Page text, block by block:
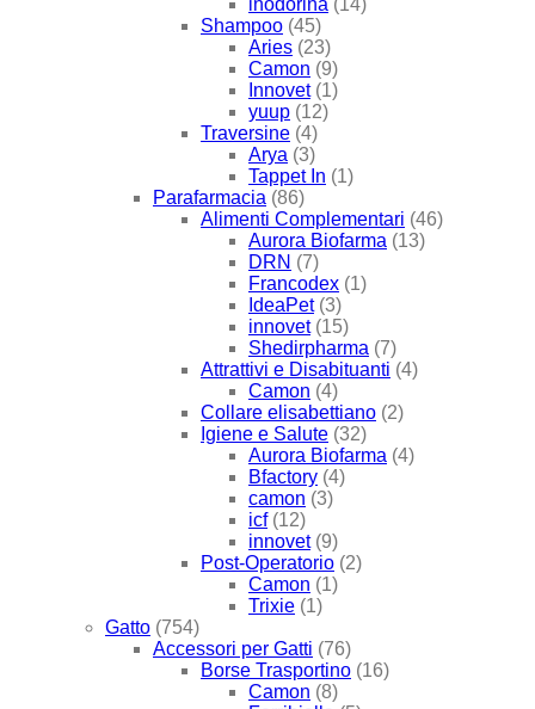
inodorina (14)
Shampoo (45)
Aries (23)
Camon (9)
Innovet (1)
yuup (12)
Traversine (4)
Arya (3)
Tappet In (1)
Parafarmacia (86)
Alimenti Complementari (46)
Aurora Biofarma (13)
DRN (7)
Francodex (1)
IdeaPet (3)
innovet (15)
Shedirpharma (7)
Attrattivi e Disabituanti (4)
Camon (4)
Collare elisabettiano (2)
Igiene e Salute (32)
Aurora Biofarma (4)
Bfactory (4)
camon (3)
icf (12)
innovet (9)
Post-Operatorio (2)
Camon (1)
Trixie (1)
Gatto (754)
Accessori per Gatti (76)
Borse Trasportino (16)
Camon (8)